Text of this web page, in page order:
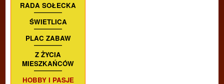
RADA SOŁECKA
ŚWIETLICA
PLAC ZABAW
Z ŻYCIA
MIESZKAŃCÓW
HOBBY I PASJE